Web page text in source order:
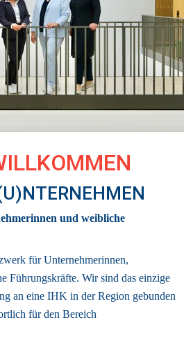
und weibliche
für Unternehmerinnen,
an eine IHK in der Region gebunden
für den Bereich